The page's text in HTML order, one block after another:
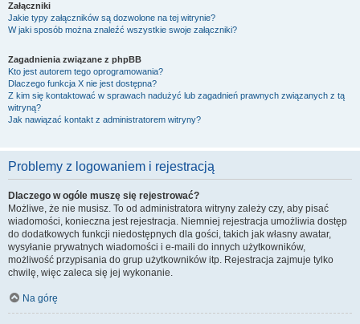
Załączniki
Jakie typy załączników są dozwolone na tej witrynie?
W jaki sposób można znaleźć wszystkie swoje załączniki?
Zagadnienia związane z phpBB
Kto jest autorem tego oprogramowania?
Dlaczego funkcja X nie jest dostępna?
Z kim się kontaktować w sprawach nadużyć lub zagadnień prawnych związanych z tą
witryną?
Jak nawiązać kontakt z administratorem witryny?
Problemy z logowaniem i rejestracją
Dlaczego w ogóle muszę się rejestrować?
Możliwe, że nie musisz. To od administratora witryny zależy czy, aby pisać
wiadomości, konieczna jest rejestracja. Niemniej rejestracja umożliwia dostęp
do dodatkowych funkcji niedostępnych dla gości, takich jak własny awatar,
wysyłanie prywatnych wiadomości i e-maili do innych użytkowników,
możliwość przypisania do grup użytkowników itp. Rejestracja zajmuje tylko
chwilę, więc zaleca się jej wykonanie.
Na górę